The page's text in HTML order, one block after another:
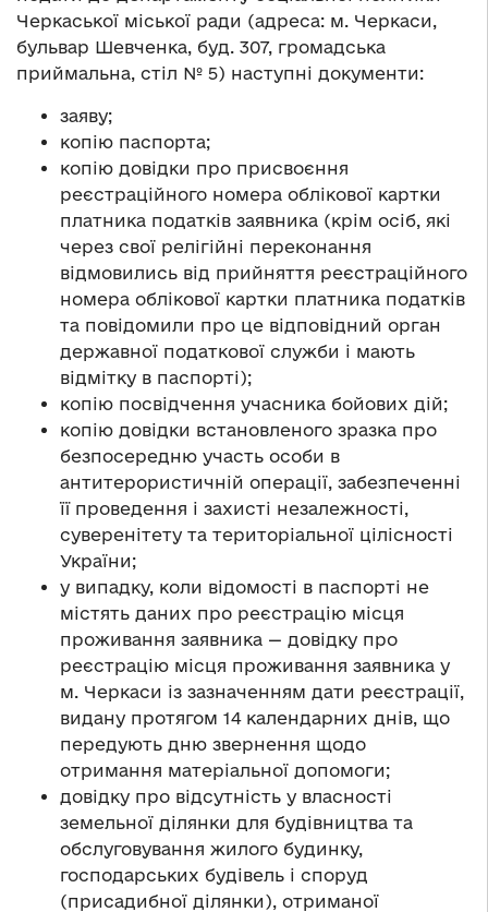
Черкаської міської ради (адреса: м. Черкаси,
бульвар Шевченка, буд. 307, громадська
приймальна, стіл № 5) наступні документи:
заяву;
копію паспорта;
копію довідки про присвоєння
реєстраційного номера облікової картки
платника податків заявника (крім осіб, які
через свої релігійні переконання
відмовились від прийняття реєстраційного
номера облікової картки платника податків
та повідомили про це відповідний орган
державної податкової служби і мають
відмітку в паспорті);
копію посвідчення учасника бойових дій;
копію довідки встановленого зразка про
безпосередню участь особи в
антитерористичній операції, забезпеченні
її проведення і захисті незалежності,
суверенітету та територіальної цілісності
України;
у випадку, коли відомості в паспорті не
містять даних про реєстрацію місця
проживання заявника — довідку про
реєстрацію місця проживання заявника у
м. Черкаси із зазначенням дати реєстрації,
видану протягом 14 календарних днів, що
передують дню звернення щодо
отримання матеріальної допомоги;
довідку про відсутність у власності
земельної ділянки для будівництва та
обслуговування жилого будинку,
господарських будівель і споруд
(присадибної ділянки), отриманої